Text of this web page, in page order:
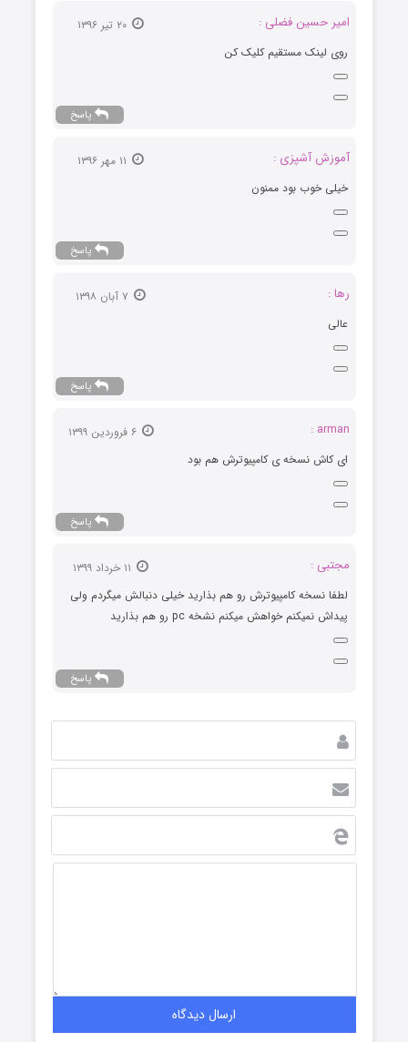
امیر حسین فضلی :
روی لینک مستقیم کلیک کن
پاسخ
آموزش آشپزی :
خیلی خوب بود ممنون
پاسخ
رها :
عالی
پاسخ
arman :
۶ فروردین ۱۳۹۹
ای کاش نسخه ی کامپیوترش هم بود
پاسخ
مجتبی :
لطفا نسخه کامپیوترش رو هم بذارید خیلی دنبالش میگردم ولی
پیداش نمیکنم خواهش میکنم نشخه pc رو هم بذارید
پاسخ